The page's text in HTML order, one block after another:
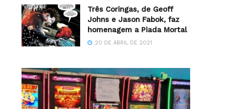
Três Coringas, de Geoff
Johns e Jason Fabok, faz
homenagem a Piada Mortal
20 DE ABRIL DE 2021